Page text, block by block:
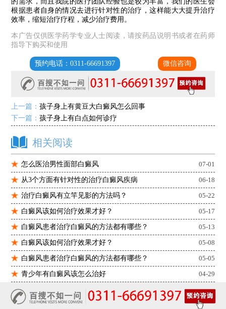
根据患者自身的情况去进行针对性的治疗，这样能大大提升治疗
效率，缩短治疗疗程，减少治疗费用。
本广告仅供医学药学专业人士阅读，请按药品说明书或者在药师
指导下购买和使用
预约电话：0311-66691397 微信咨询
上一篇：孩子身上有黄豆大白癜风怎么回事
下一篇：孩子身上有白点如何诊疗
相关阅读
怎么医治男性面部白癜风 07-01
从3个方面有针对性的治疗白癜风疾病 06-18
治疗白癜风有立竿见影的方法吗？ 05-22
白癜风该如何治疗效果才好？ 05-17
白癜风患者治疗白癜风的方法都有哪些？ 05-13
白癜风该如何治疗效果才好？ 05-08
白癜风患者治疗白癜风的方法都有哪些？ 05-05
青少年有白癜风该怎么治好 04-29